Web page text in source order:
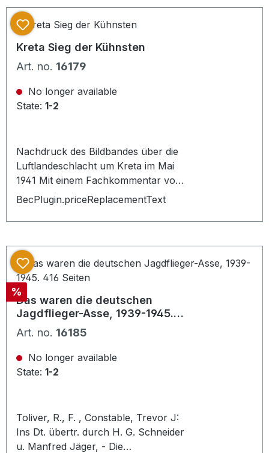
Kreta Sieg der Kühnsten
Art. no. 16179
No longer available
State: 1-2
Nachdruck des Bildbandes über die
Luftlandeschlacht um Kreta im Mai
1941 Mit einem Fachkommentar von
Horst Günter Tolmein, Format: 23 x
30,5 cm, Seiten: n. pag.,Gewicht:
1253 g, Verlag: Verlag für
Hamburg, Erschienen: 1981,
Einband: Pappe, Sprache: deutsch,
Zustand: sehr gutes Exemplar, mit
Schutzumschlag
BecPlugin.priceReplacementText
Discount
%
Das waren die deutschen
Jagdflieger-Asse, 1939-1945.
416 Seiten
Art. no. 16185
No longer available
State: 1-2
Toliver, R., F. , Constable, Trevor J:
Ins Dt. übertr. durch H. G. Schneider
u. Manfred Jäger, - Die